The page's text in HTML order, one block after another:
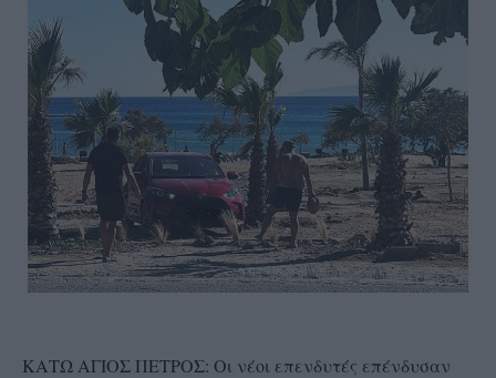
ΚΑΤΩ ΑΓΙΟΣ ΠΕΤΡΟΣ: Οι νέοι επενδυτές επένδυσαν